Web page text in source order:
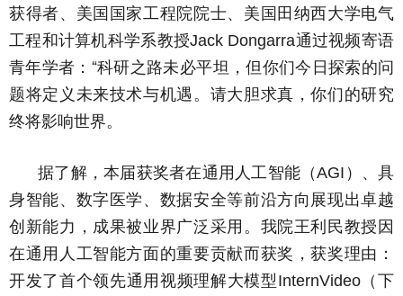
获得者、美国国家工程院院士、美国田纳西大学电气
工程和计算机科学系教授Jack Dongarra通过视频寄语
青年学者：“科研之路未必平坦，但你们今日探索的问
题将定义未来技术与机遇。请大胆求真，你们的研究
终将影响世界。
据了解，本届获奖者在通用人工智能（AGI ）、具
身智能、数字医学、数据安全等前沿方向展现出卓越
创新能力，成果被业界广泛采用。我院王利民教授因
在通用人工智能方面的重要贡献而获奖，获奖理由：
开发了首个领先通用视频理解大模型 InternVideo（下